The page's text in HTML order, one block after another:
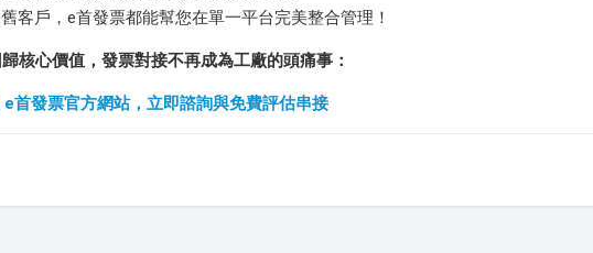
客戶，e首發票都能幫您在單一平台完美整合管理！
核心價值，發票對接不再成為工廠的頭痛事：
首發票官方網站，立即諮詢與免費評估串接